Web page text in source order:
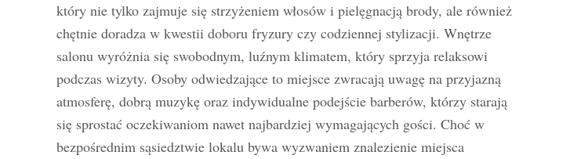
który nie tylko zajmuje się strzyżeniem włosów i pielęgnacją brody, ale również
chętnie doradza w kwestii doboru fryzury czy codziennej stylizacji. Wnętrze
salonu wyróżnia się swobodnym, luźnym klimatem, który sprzyja relaksowi
podczas wizyty. Osoby odwiedzające to miejsce zwracają uwagę na przyjazną
atmosferę, dobrą muzykę oraz indywidualne podejście barberów, którzy starają
się sprostać oczekiwaniom nawet najbardziej wymagających gości. Choć w
bezpośrednim sąsiedztwie lokalu bywa wyzwaniem znalezienie miejsca